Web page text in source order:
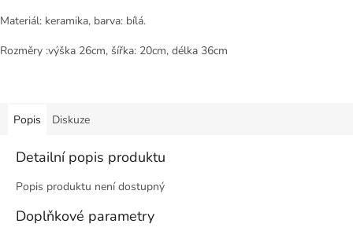
Materiál: keramika, barva: bílá.
Rozměry :výška 26cm, šířka: 20cm, délka 36cm
Popis Diskuze
Detailní popis produktu
Popis produktu není dostupný
Doplňkové parametry